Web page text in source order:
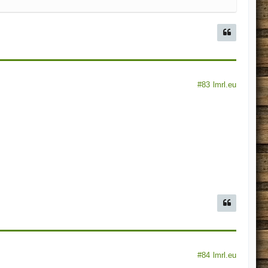
#83 lmrl.eu
#84 lmrl.eu